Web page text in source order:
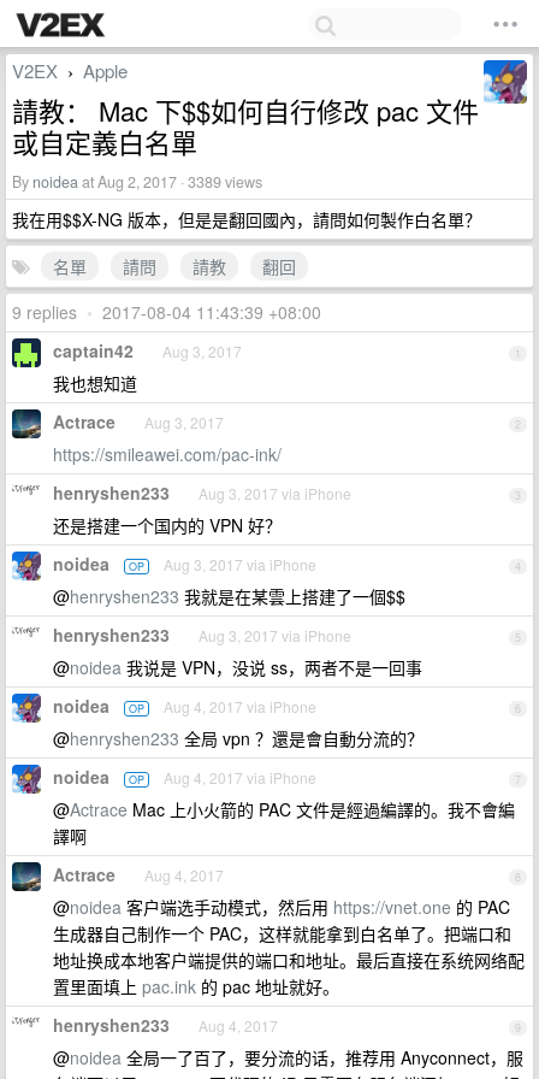
V2EX › Apple
請教： Mac 下$$如何自行修改 pac 文件
或自定義白名單
By noideaat Aug 2, 2017 · 3389 views
我在用$$X-NG 版本，但是是翻回國內，請問如何製作白名單？
名單
請問 請教
翻回
9 replies • 2017-08-04 11:43:39 +08:00
1
captain42 Aug 3, 2017
我也想知道
2
Actrace Aug 3, 2017
https://smileawei.com/pac-ink/
3
henryshen233 Aug 3, 2017 via iPhone
还是搭建一个国内的 VPN 好？
4
noidea OP Aug 3, 2017 via iPhone
@henryshen233 我就是在某雲上搭建了一個$$
5
henryshen233 Aug 3, 2017 via iPhone
@noidea 我说是 VPN，没说 ss，两者不是一回事
6
noidea OP Aug 4, 2017 via iPhone
@henryshen233 全局 vpn ？還是會自動分流的？
7
noidea OP Aug 4, 2017 via iPhone
@Actrace Mac 上小火箭的 PAC 文件是經過編譯的。我不會編
譯啊
8
Actrace Aug 4, 2017
@noidea 客户端选手动模式，然后用 https://vnet.one 的 PAC
生成器自己制作一个 PAC，这样就能拿到白名单了。把端口和
地址换成本地客户端提供的端口和地址。最后直接在系统网络配
置里面填上 pac.ink 的 pac 地址就好。
9
henryshen233 Aug 4, 2017
@noidea 全局一了百了，要分流的话，推荐用 Anyconnect，服